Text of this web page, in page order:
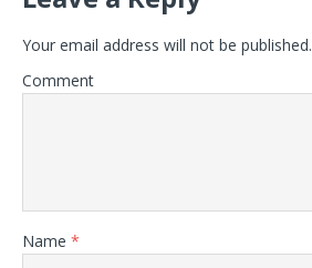
Your email address will not be published.
Comment
Name *